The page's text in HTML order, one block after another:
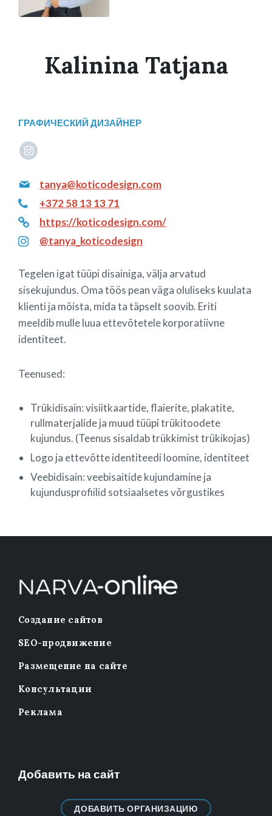
Kalinina Tatjana
ГРАФИЧЕСКИЙ ДИЗАЙНЕР
instagram
tanya@koticodesign.com
+372 58 13 13 71
https://koticodesign.com/
@tanya_koticodesign
Tegelen igat tüüpi disainiga, välja arvatud
sisekujundus. Oma töös pean väga oluliseks kuulata
klienti ja mõista, mida ta täpselt soovib. Eriti
meeldib mulle luua ettevõtetele korporatiivne
identiteet.
Teenused:
Trükidisain: visiitkaartide, flaierite, plakatite,
rullmaterjalide ja muud tüüpi trükitoodete
kujundus. (Teenus sisaldab trükkimist trükikojas)
Logo ja ettevõtte identiteedi loomine, identiteet
Veebidisain: veebisaitide kujundamine ja
kujundusprofiilid sotsiaalsetes võrgustikes
Создание сайтов
SEO-продвижение
Размещение на сайте
Консультации
Реклама
Добавить на сайт
ДОБАВИТЬ ОРГАНИЗАЦИЮ